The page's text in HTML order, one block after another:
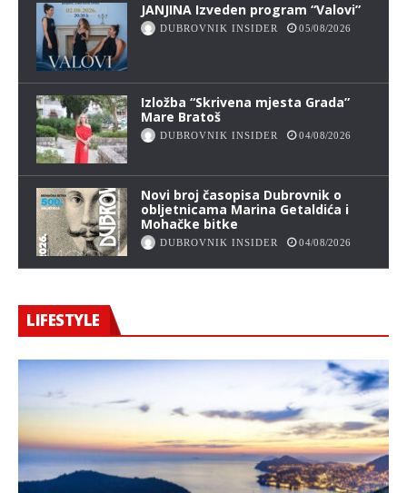
JANJINA Izveden program “Valovi”
DUBROVNIK INSIDER 05/08/2026
Izložba “Skrivena mjesta Grada”
Mare Bratoš
DUBROVNIK INSIDER 04/08/2026
Novi broj časopisa Dubrovnik o
obljetnicama Marina Getaldića i
Mohačke bitke
DUBROVNIK INSIDER 04/08/2026
LIFESTYLE